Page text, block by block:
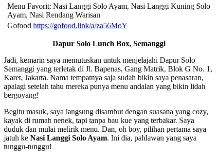
Menu Favorit: Nasi Langgi Solo Ayam, Nasi Langgi Kuning Solo
Ayam, Nasi Rendang Warisan
Gofood https://gofood.link/a/za56MoY
Dapur Solo Lunch Box, Semanggi
Jadi, kemarin saya memutuskan untuk menjelajahi Dapur Solo
Semanggi yang terletak di Jl. Bapenas, Gang Matrik, Blok G No. 1,
Karet, Jakarta. Nama tempatnya saja sudah bikin saya penasaran,
apalagi setelah tahu mereka punya menu andalan yang bikin lidah
bergoyang!
Begitu masuk, saya langsung disambut dengan suasana yang cozy,
kayak di rumah nenek, tapi tanpa bau kue yang terbakar. Saya
duduk dan mulai melirik menu. Dan, oh boy, pilihan pertama saya
jatuh ke Nasi Langgi Solo Ayam. Ini dia, pahlawan yang saya
tunggu-tunggu!